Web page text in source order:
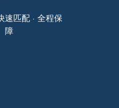
速匹配 · 全程保
障